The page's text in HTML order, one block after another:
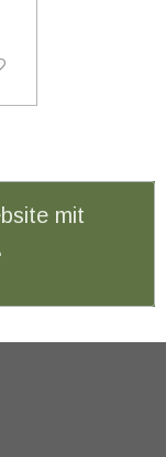
mit